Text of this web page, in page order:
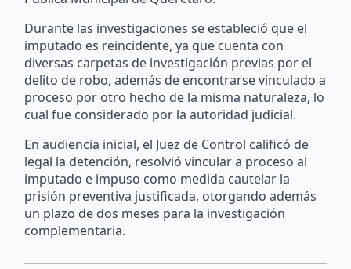
Durante las investigaciones se estableció que el
imputado es reincidente, ya que cuenta con
diversas carpetas de investigación previas por el
delito de robo, además de encontrarse vinculado a
proceso por otro hecho de la misma naturaleza, lo
cual fue considerado por la autoridad judicial.
En audiencia inicial, el Juez de Control calificó de
legal la detención, resolvió vincular a proceso al
imputado e impuso como medida cautelar la
prisión preventiva justificada, otorgando además
un plazo de dos meses para la investigación
complementaria.